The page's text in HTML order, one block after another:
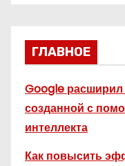
ГЛАВНОЕ
Google
созданной с
интеллекта
Как повысить